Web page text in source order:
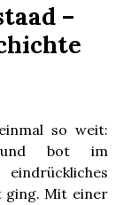
–
so weit:
und bot im
ging. Mit einer